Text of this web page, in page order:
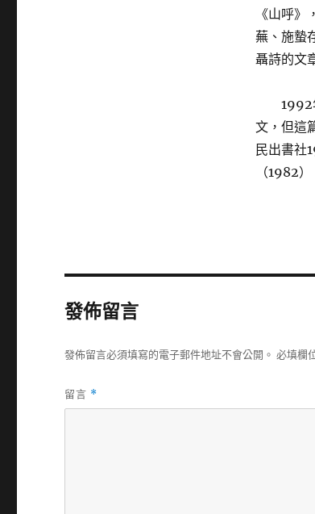
《山呼
蕪、施蟄
聶詩的文
1992
文，但這
民出書社
（1982
發佈留言
發佈留言必須填寫的電子郵件地址不會公開。 必填欄
留言 *